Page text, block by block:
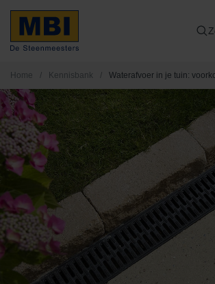
Home / Kennisbank / Waterafvoer in je tuin: